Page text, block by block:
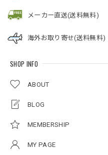
メーカー直送(送料無料)
海外お取り寄せ(送料無料)
SHOP INFO
ABOUT
BLOG
MEMBERSHIP
MY PAGE